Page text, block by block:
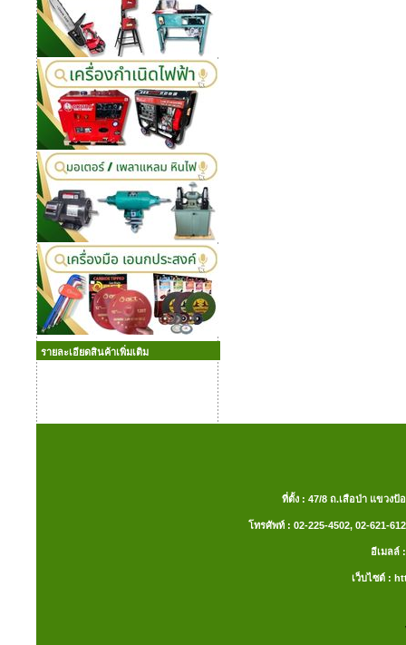
รายละเอียดสินค้าเพิ่มเติม
ที่ตั้ง : 47/8 ถ.เสือป่า แขวงป้
โทรศัพท์ : 02-225-4502, 02-621-
อีเมลล์
เว็บไซต์ :